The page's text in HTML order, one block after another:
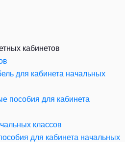
кабинетов
для кабинета начальных
пособия для кабинета
классов
для кабинета начальных